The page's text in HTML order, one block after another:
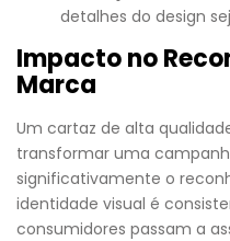
detalhes do design
Impacto no
Marca
Um cartaz de alta
transformar uma
significativamente o
identidade visual é
consumidores passam a